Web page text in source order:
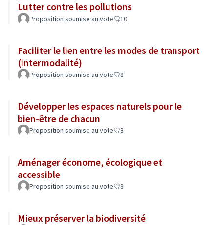
Lutter contre les pollutions
Proposition soumise au vote 10
Faciliter le lien entre les modes de transport
(intermodalité)
Proposition soumise au vote 8
Développer les espaces naturels pour le
bien-être de chacun
Proposition soumise au vote 8
Aménager économe, écologique et
accessible
Proposition soumise au vote 8
Mieux préserver la biodiversité